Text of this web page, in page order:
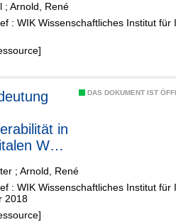
; Arnold, René
: WIK Wissenschaftliches Institut
DAS DOKUMENT IST
in
Welt
; Arnold, René
: WIK Wissenschaftliches Institut
2018